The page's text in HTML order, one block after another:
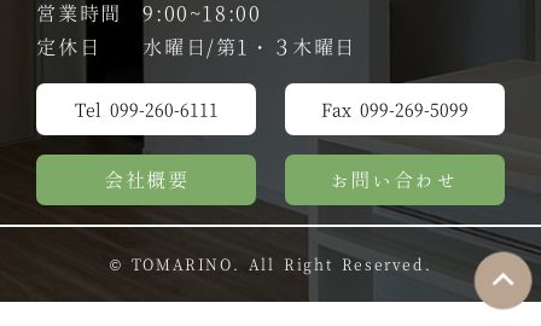
営業時間 9:00~18:00
定休日 水曜日/第1・３木曜日
Tel 099-260-6111 Fax 099-269-5099
会社概要 お問い合わせ
© TOMARINO. All Right Reserved.